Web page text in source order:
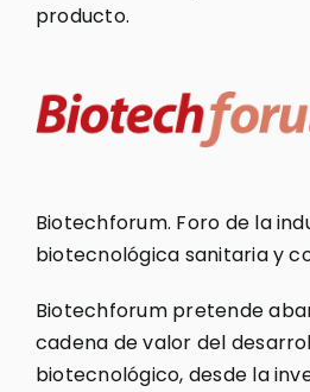
producto.
Biotechforum. Foro de la
biotecnológica sanitaria y
Biotechforum pretende
cadena de valor del
biotecnológico, desde la